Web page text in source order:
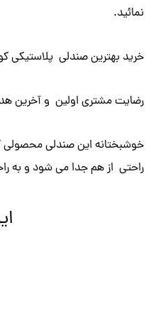
نمائید.
خرید بهترین صندلی پلاستیکی
رضایت مشتری اولین و آخرین
خوشبختانه این صندلی محصولی
راحتی از هم جدا می شود و به